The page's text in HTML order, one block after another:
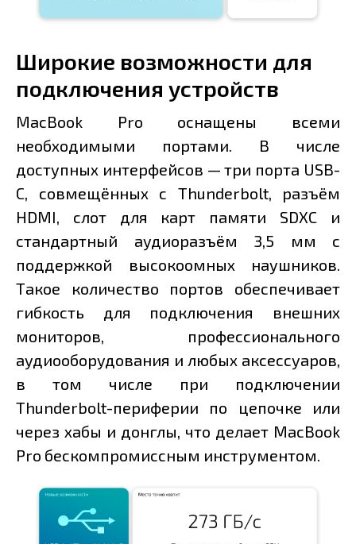
Широкие возможности для
подключения устройств
MacBook Pro оснащены всеми
необходимыми портами. В числе
доступных интерфейсов — три порта USB-
C, совмещённых с Thunderbolt, разъём
HDMI, слот для карт памяти SDXC и
стандартный аудиоразъём 3,5 мм с
поддержкой высокоомных наушников.
Такое количество портов обеспечивает
гибкость для подключения внешних
мониторов, профессионального
аудиооборудования и любых аксессуаров,
в том числе при подключении
Thunderbolt-периферии по цепочке или
через хабы и донглы, что делает MacBook
Pro бескомпромиссным инструментом.